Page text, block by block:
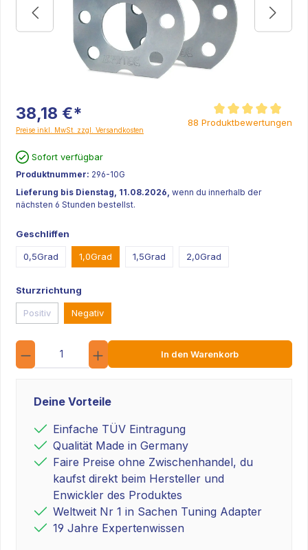
38,18 €*
Preise inkl. MwSt. zzgl. Versandkosten
Durchschnittliche
88 Produktbewertungen
Sofort verfügbar
Produktnummer: 296-10G
Lieferung bis Dienstag, 11.08.2026, wenn du innerhalb der
nächsten 6 Stunden bestellst.
Geschliffen
0,5Grad 1,0Grad 1,5Grad 2,0Grad
Sturzrichtung
Positiv Negativ
Anzahl
In den Warenkorb
Deine Vorteile
Einfache TÜV Eintragung
Qualität Made in Germany
Faire Preise ohne Zwischenhandel, du
kaufst direkt beim Hersteller und
Enwickler des Produktes
Weltweit Nr 1 in Sachen Tuning Adapter
19 Jahre Expertenwissen